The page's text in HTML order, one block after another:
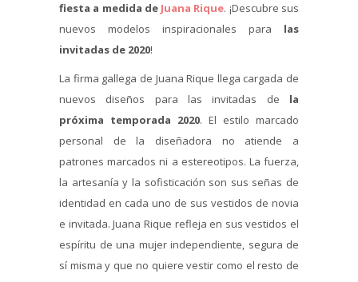
fiesta a medida de Juana Rique. ¡Descubre sus
nuevos modelos inspiracionales para las
invitadas de 2020!
La firma gallega de Juana Rique llega cargada de
nuevos diseños para las invitadas de la
próxima temporada 2020. El estilo marcado
personal de la diseñadora no atiende a
patrones marcados ni a estereotipos. La fuerza,
la artesanía y la sofisticación son sus señas de
identidad en cada uno de sus vestidos de novia
e invitada. Juana Rique refleja en sus vestidos el
espíritu de una mujer independiente, segura de
sí misma y que no quiere vestir como el resto de